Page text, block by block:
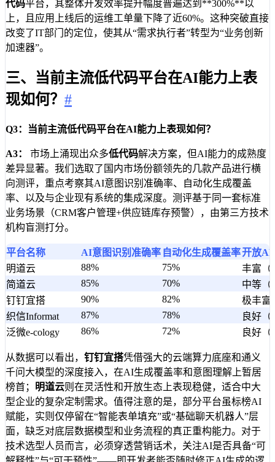
代码平台，其整体开发效率提升幅度普遍达到**300%**以
上，且应用上线后的运维工单量下降了近60%。这种突破直接
改变了IT部门的定位，使其从“需求执行者”转型为“业务创新
加速器”。
三、当前主流低代码平台在AI能力上表
现如何？ #
Q3：当前主流低代码平台在AI能力上表现如何？
A3： 市场上涌现出众多低代码解决方案，但AI能力的成熟度
差异显著。我们选取了国内市场份额领先的几款产品进行横
向测评，重点考察其AI意图识别准确率、自动化生成覆盖
率、以及与企业现有系统的集成深度。测评基于同一套标准
业务场景（CRM客户管理+供应链库存预警），由第三方技术
机构盲测打分。
平台名称 AI意图识别准确率 自动化生成覆盖率开放
明道云
88% 75%
丰富（
简道云
85% 70%
中等（
钉钉宜搭
90% 82%
极丰富
织信Informat
87% 78%
良好
泛微e-cology
86% 72% 良好
从数据可以看出， 钉钉宜搭凭借强大的云端算力底座和通义
千问大模型的深度接入，在AI生成覆盖率和意图理解上暂居
榜首； 明道云则在灵活性和开放生态上表现稳健，适合中大
型企业的复杂定制需求。值得注意的是，部分平台虽标榜AI
赋能，实则仅停留在“智能表单填充”或“基础聊天机器人”层
面，缺乏对底层数据模型和业务流程的真正重构能力。对于
技术选型人员而言，必须穿透营销话术，关注AI是否具备“可